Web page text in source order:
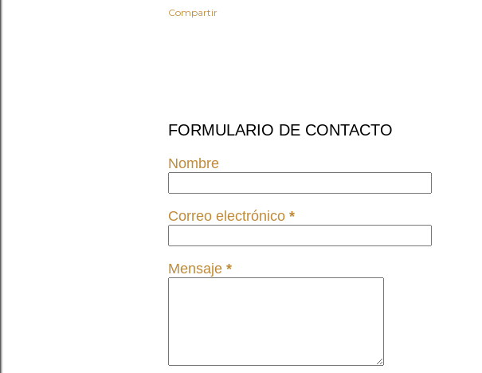
Compartir
FORMULARIO DE CONTACTO
Nombre
Correo electrónico *
Mensaje *